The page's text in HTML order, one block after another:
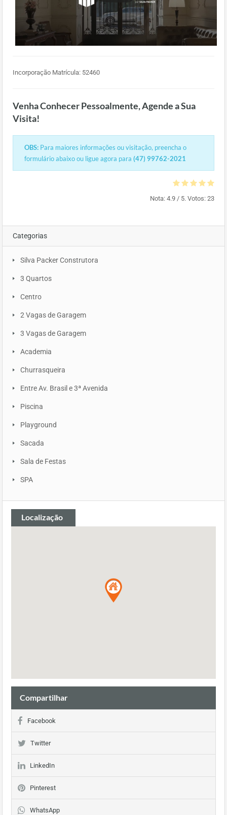
Incorporação Matrícula: 52460
Venha Conhecer Pessoalmente, Agende a Sua
Visita!
OBS: Para maiores informações ou visitação, preencha o
formulário abaixo ou ligue agora para (47) 99762-2021
Nota: 4.9 / 5. Votos: 23
Categorias
Silva Packer Construtora
3 Quartos
Centro
2 Vagas de Garagem
3 Vagas de Garagem
Academia
Churrasqueira
Entre Av. Brasil e 3ª Avenida
Piscina
Playground
Sacada
Sala de Festas
SPA
Localização
Compartilhar
Facebook
Twitter
LinkedIn
Pinterest
WhatsApp